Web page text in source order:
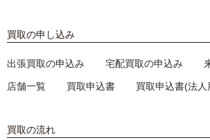
買取の申し込み
出張買取の申込み 宅配買取の申込み
店舗一覧 買取申込書 買取申込書(法人
買取の流れ